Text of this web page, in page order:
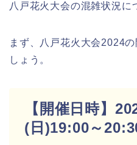
八戸花火大会の混雑状況に
まず、八戸花火大会2024
しょう。
【開催日時】
(日)19:00～